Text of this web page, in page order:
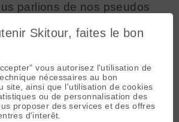
parlions de nos pseudos
les sujets Chercher Archives
- Le 09/04/2020 14:16
n'en aurons plus besoin
même plus notre voisin
Skitour, faites le bon
vous autorisez l'utilisation de
nécessaires au bon
site, ainsi que l'utilisation de cookies
ou de personnalisation des
proposer des services et des offres
d'interêt.